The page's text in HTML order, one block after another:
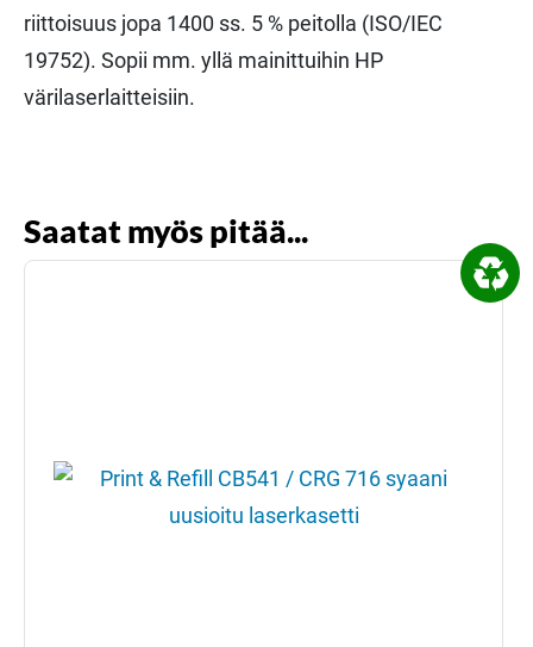
riittoisuus jopa 1400 ss. 5 % peitolla (ISO/IEC
19752). Sopii mm. yllä mainittuihin HP
värilaserlaitteisiin.
Saatat myös pitää...